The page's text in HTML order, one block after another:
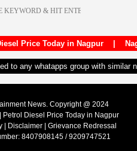
Price Today in Nagpur|
to any whatapps group with similar
News. Copyright @ 2024
Petrol Diesel Price Today in Nagpur
Disclaimer
Grievance Redressal
8407908145 / 9209747521